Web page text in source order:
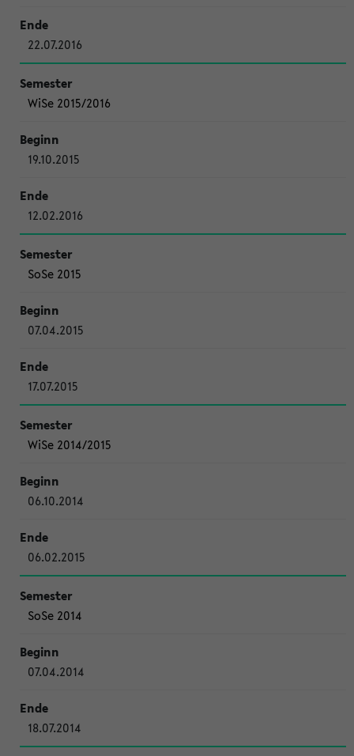
22.07.2016
WiSe 2015/2016
19.10.2015
12.02.2016
SoSe 2015
07.04.2015
17.07.2015
WiSe 2014/2015
06.10.2014
06.02.2015
SoSe 2014
07.04.2014
18.07.2014